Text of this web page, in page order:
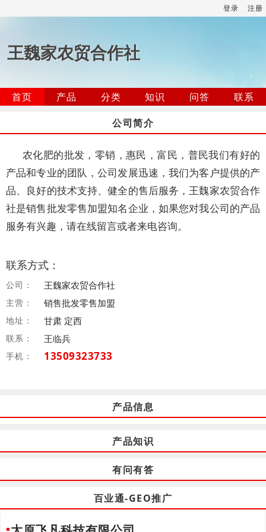
登录 注册
王魏家农贸合作社
首页 产品 分类 知识 问答
联系
公司简介
农化肥的批发，零销，惠民，富民，普民我们有好的
产品和专业的团队，公司发展迅速，我们为客户提供的产
品、良好的技术支持、健全的售后服务，王魏家农贸合作
社是销售批发零售加盟知名企业，如果您对我公司的产品
服务有兴趣，请在线留言或者来电咨询。
联系方式：
公司： 王魏家农贸合作社
主营： 销售批发零售加盟
地址： 甘肃 定西
联系： 王临兵
手机： 13509323733
产品信息
产品知识
有问有答
百业通-GEO推广